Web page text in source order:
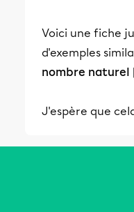
Voici une fiche
d'exemples
nombre naturel
J'espère que